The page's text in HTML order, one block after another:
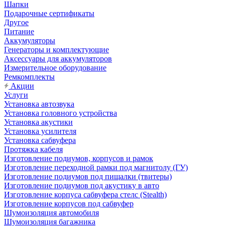
Шапки
Подарочные сертификаты
Другое
Питание
Аккумуляторы
Генераторы и комплектующие
Аксессуары для аккумуляторов
Измерительное оборудование
Ремкомплекты
Акции
Услуги
Установка автозвука
Установка головного устройства
Установка акустики
Установка усилителя
Установка сабвуфера
Протяжка кабеля
Изготовление подиумов, корпусов и рамок
Изготовление переходной рамки под магнитолу (ГУ)
Изготовление подиумов под пищалки (твитеры)
Изготовление подиумов под акустику в авто
Изготовление корпуса сабвуфера стелс (Stealth)
Изготовление корпусов под сабвуфер
Шумоизоляция автомобиля
Шумоизоляция багажника